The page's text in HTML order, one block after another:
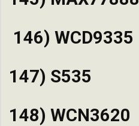
146) WCD9335
147) S535
148) WCN3620